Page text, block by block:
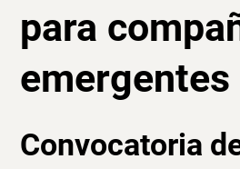
para
emergentes
Convocatoria